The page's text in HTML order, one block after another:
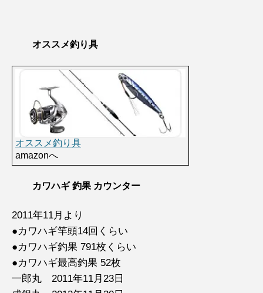
オススメ釣り具
オススメ釣り具
amazonへ
カワハギ 釣果 カウンター
2011年11月より
●カワハギ竿頭14回くらい
●カワハギ釣果 791枚くらい
●カワハギ最高釣果 52枚
一郎丸 2011年11月23日